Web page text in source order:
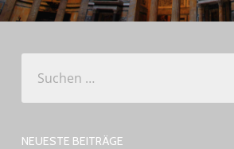
nach:
NEUESTE BEITRÄGE